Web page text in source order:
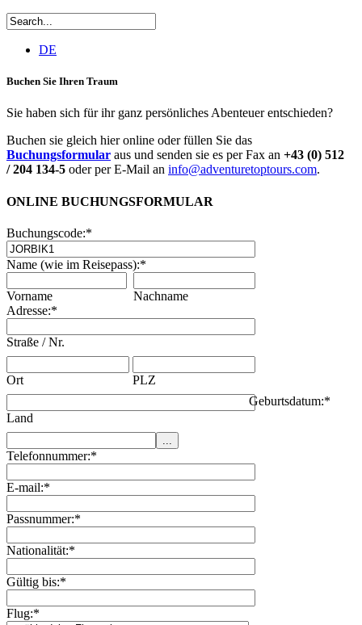
DE
Buchen Sie Ihren Traum
Sie haben sich für ihr ganz persönliches Abenteuer entschieden?
Buchen sie gleich hier online oder füllen Sie das
Buchungsformular aus und senden sie es per Fax an +43 (0) 512
/ 204 134-5 oder per E-Mail an info@adventuretoptours.com.
ONLINE BUCHUNGSFORMULAR
Buchungscode:*
Name (wie im Reisepass):*
Vorname
Nachname
Adresse:*
Straße / Nr.
Ort PLZ
Land
Geburtsdatum:*
Telefonnummer:*
E-mail:*
Passnummer:*
Nationalität:*
Gültig bis:*
Flug:*